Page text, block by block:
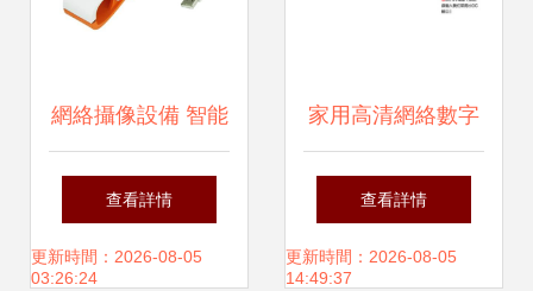
網絡攝像設備 智能
時代的視覺觸角
查看詳情
更新時間：2026-08-05
03:26:24
家用高清網絡數字
硬盤錄像機 為安防
行業打造的全能守
查看詳情
更新時間：2026-08-05
14:49:37